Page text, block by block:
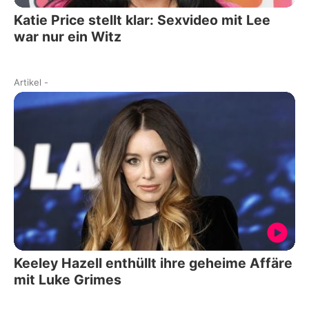
Katie Price stellt klar: Sexvideo mit Lee
war nur ein Witz
Artikel -
Keeley Hazell enthüllt ihre geheime Affäre
mit Luke Grimes